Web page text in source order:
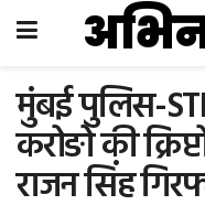
मुंबई पुलिस-
करोङो की
राजन सिंह